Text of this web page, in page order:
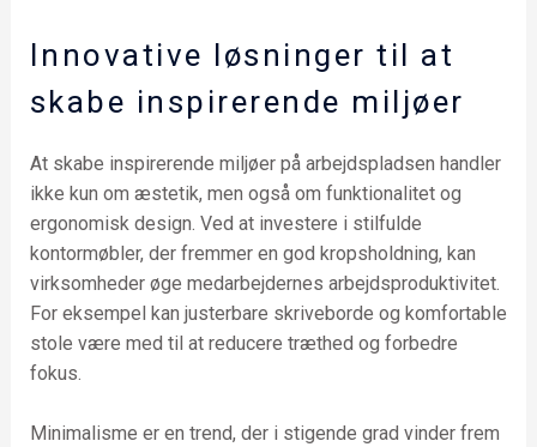
Innovative løsninger til at
skabe inspirerende miljøer
At skabe inspirerende miljøer på arbejdspladsen handler
ikke kun om æstetik, men også om funktionalitet og
ergonomisk design. Ved at investere i stilfulde
kontormøbler, der fremmer en god kropsholdning, kan
virksomheder øge medarbejdernes arbejdsproduktivitet.
For eksempel kan justerbare skriveborde og komfortable
stole være med til at reducere træthed og forbedre
fokus.
Minimalisme er en trend, der i stigende grad vinder frem